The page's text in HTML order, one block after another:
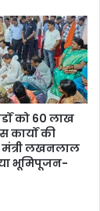
को 60 लाख
कार्यों की
मंत्री लखनलाल
भूमिपूजन-